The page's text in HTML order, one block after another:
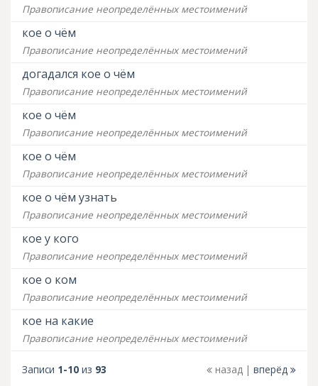
Правописание неопределённых местоимений
кое о чём
Правописание неопределённых местоимений
догадался кое о чём
Правописание неопределённых местоимений
кое о чём
Правописание неопределённых местоимений
кое о чём
Правописание неопределённых местоимений
кое о чём узнать
Правописание неопределённых местоимений
кое у кого
Правописание неопределённых местоимений
кое о ком
Правописание неопределённых местоимений
кое на какие
Правописание неопределённых местоимений
Записи 1-10 из 93 назад вперёд